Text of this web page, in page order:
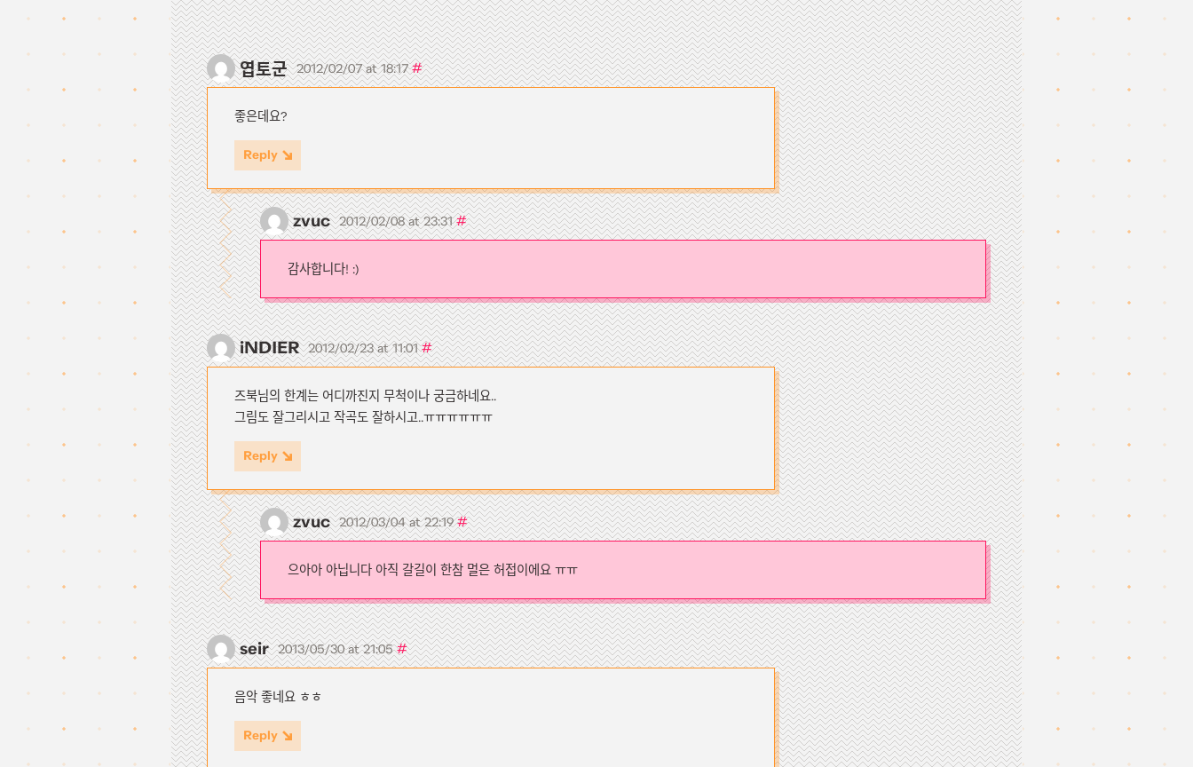
엽토군 2012/02/07 at 18:17#
좋은데요?
Reply
zvuc 2012/02/08 at 23:31#
감사합니다! :)
iNDIER 2012/02/23 at 11:01#
즈북님의 한계는 어디까진지 무척이나 궁금하네요..
그림도 잘그리시고 작곡도 잘하시고..ㅠㅠㅠㅠㅠㅠ
Reply
zvuc 2012/03/04 at 22:19#
으아아 아닙니다 아직 갈길이 한참 멀은 허접이에요 ㅠㅠ
seir 2013/05/30 at 21:05#
음악 좋네요 ㅎㅎ
Reply